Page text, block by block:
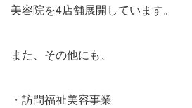
美容院を4店舗展開しています。
また、その他にも、
・訪問福祉美容事業